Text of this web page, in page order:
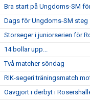
Bra start på Ungdoms-SM
Dags för Ungdoms-SM steg
Storseger i juniorserien för
14 bollar upp...
Två matcher söndag
RIK-segeri träningsmatch
Oavgjort i derbyt i